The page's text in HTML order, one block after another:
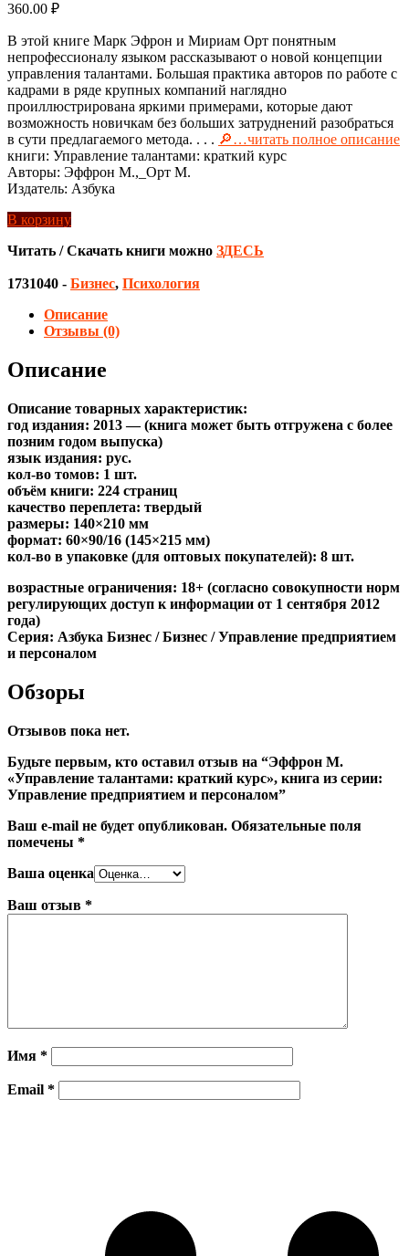
360.00 ₽
В этой книге Марк Эфрон и Мириам Орт понятным
непрофессионалу языком рассказывают о новой концепции
управления талантами. Большая практика авторов по работе с
кадрами в ряде крупных компаний наглядно
проиллюстрирована яркими примерами, которые дают
возможность новичкам без больших затруднений разобраться
в сути предлагаемого метода. . . . 🔎…читать полное описание
книги: Управление талантами: краткий курс
Авторы: Эффрон М.,_Орт М.
Издатель: Азбука
В корзину
Читать / Скачать книги можно ЗДЕСЬ
1731040 - Бизнес, Психология
Описание
Отзывы (0)
Описание
Описание товарных характеристик:
год издания: 2013 — (книга может быть отгружена c более
позним годом выпуска)
язык издания: рус.
кол-во томов: 1 шт.
объём книги: 224 страниц
качество переплета: твердый
размеры: 140×210 мм
формат: 60×90/16 (145×215 мм)
кол-во в упаковке (для оптовых покупателей): 8 шт.
возрастные ограничения: 18+ (согласно совокупности норм
регулирующих доступ к информации от 1 сентября 2012
года)
Серия: Азбука Бизнес / Бизнес / Управление предприятием
и персоналом
Обзоры
Отзывов пока нет.
Будьте первым, кто оставил отзыв на “Эффрон М.
«Управление талантами: краткий курс», книга из серии:
Управление предприятием и персоналом”
Ваш e-mail не будет опубликован. Обязательные поля
помечены *
Ваша оценка
Ваш отзыв *
Имя *
Email *